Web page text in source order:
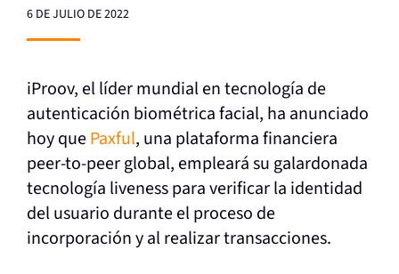
6 DE JULIO DE 2022
iProov, el líder mundial en tecnología de
autenticación biométrica facial, ha anunciado
hoy quePaxful, una plataforma financiera
peer-to-peer global, empleará su galardonada
tecnología liveness para verificar la identidad
del usuario durante el proceso de
incorporación y al realizar transacciones.